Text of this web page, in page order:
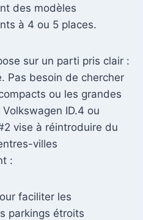
des modèles
à 4 ou 5 places.
sur un parti pris clair :
Pas besoin de chercher
ou les grandes
ID.4 ou
vise à réintroduire du
villes
:
faciliter les
parkings étroits